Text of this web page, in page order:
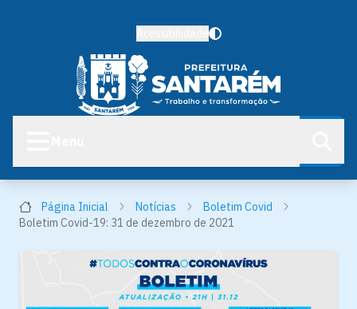
Página Inicial Notícias
Boletim Covid
Boletim Covid-19: 31 de dezembro de 2021